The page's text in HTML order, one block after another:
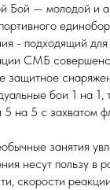
Бой — молодой и
- подходящий
СМБ
защитное
бои 1 на 1,
5 на 5 с захватом
занятия
несут пользу в
скорости